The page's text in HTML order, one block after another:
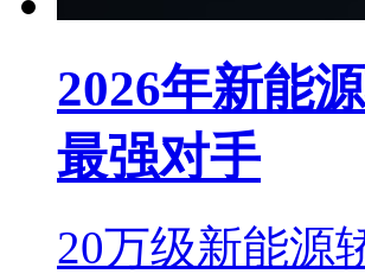
2026年新能
最强对手
20万级新能源